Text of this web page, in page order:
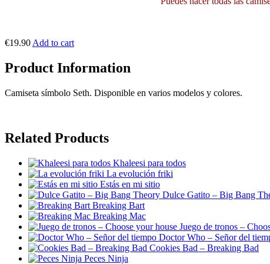
€19.90 Add to cart
Product Information
Camiseta símbolo Seth. Disponible en varios modelos y colores.
Related Products
Khaleesi para todos
La evolución friki
Estás en mi sitio
Dulce Gatito – Big Bang
Breaking Bart
Breaking Mac
Juego de tronos –
Doctor Who – Señor del
Cookies Bad – Breaking Bad
Peces Ninja